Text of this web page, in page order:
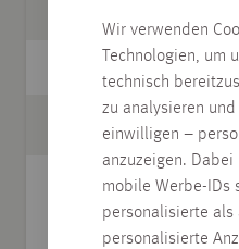
Wir verwenden
Technologien, um
technisch
zu analysieren
einwilligen –
anzuzeigen. Dabei
mobile Werbe-IDs
personalisierte als
personalisierte
IN